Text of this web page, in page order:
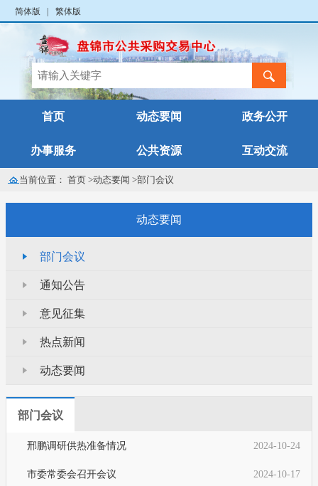
简体版 繁体版
首页 动态要闻 政务公开
办事服务 公共资源 互动交流
当前位置：首页 >动态要闻 >部门会议
动态要闻
部门会议
通知公告
意见征集
热点新闻
动态要闻
部门会议
邢鹏调研供热准备情况 2024-10-24
市委常委会召开会议 2024-10-17